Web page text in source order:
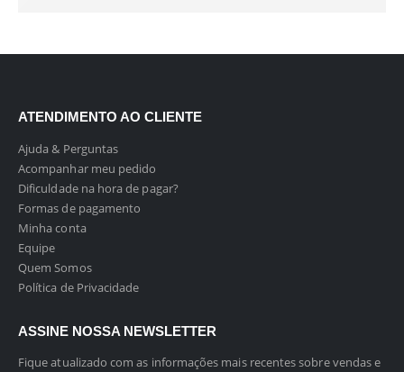
ATENDIMENTO AO CLIENTE
Ajuda & Perguntas
Acompanhar meu pedido
Dificuldade na hora de pagar?
Formas de pagamento
Minha conta
Equipe
Quem Somos
Política de Privacidade
ASSINE NOSSA NEWSLETTER
Fique atualizado com as informações mais recentes sobre vendas e